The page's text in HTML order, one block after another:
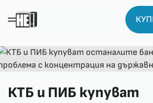
КТБ и ПИБ купуват